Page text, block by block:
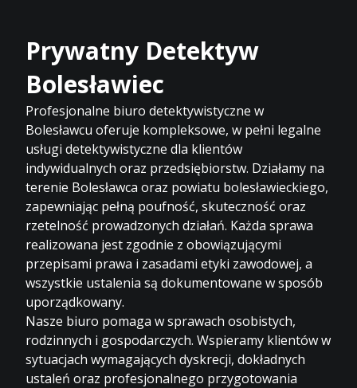
Prywatny Detektyw
Bolesławiec
Profesjonalne biuro detektywistyczne w
Bolesławcu oferuje kompleksowe, w pełni legalne
usługi detektywistyczne dla klientów
indywidualnych oraz przedsiębiorstw. Działamy na
terenie Bolesławca oraz powiatu bolesławieckiego,
zapewniając pełną poufność, skuteczność oraz
rzetelność prowadzonych działań. Każda sprawa
realizowana jest zgodnie z obowiązującymi
przepisami prawa i zasadami etyki zawodowej, a
wszystkie ustalenia są dokumentowane w sposób
uporządkowany.
Nasze biuro pomaga w sprawach osobistych,
rodzinnych i gospodarczych. Wspieramy klientów w
sytuacjach wymagających dyskrecji, dokładnych
ustaleń oraz profesjonalnego przygotowania